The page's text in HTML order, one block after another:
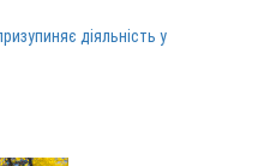
діяльність у